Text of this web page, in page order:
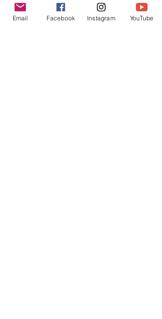
Email Facebook Instagram YouTube